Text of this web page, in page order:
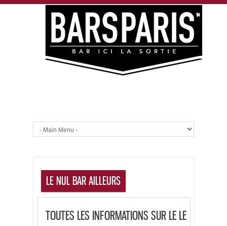
LE NUL BAR AILLEURS
TOUTES LES INFORMATIONS SUR LE LE